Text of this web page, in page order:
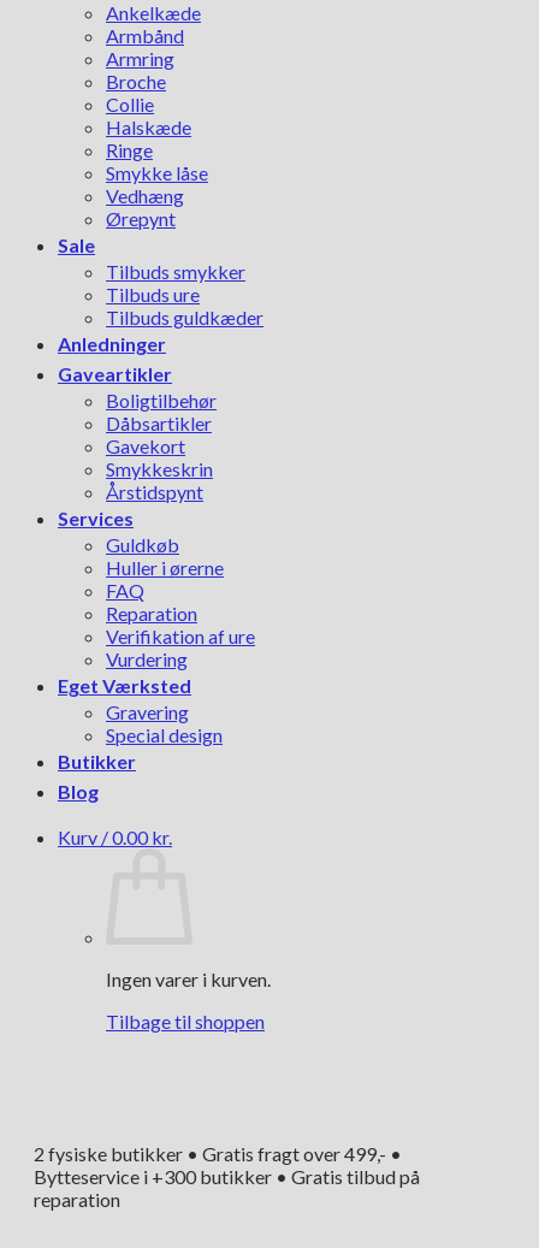
Ankelkæde
Armbånd
Armring
Broche
Collie
Halskæde
Ringe
Smykke låse
Vedhæng
Ørepynt
Sale
Tilbuds smykker
Tilbuds ure
Tilbuds guldkæder
Anledninger
Gaveartikler
Boligtilbehør
Dåbsartikler
Gavekort
Smykkeskrin
Årstidspynt
Services
Guldkøb
Huller i ørerne
FAQ
Reparation
Verifikation af ure
Vurdering
Eget Værksted
Gravering
Special design
Butikker
Blog
Kurv /0.00 kr.
Ingen varer i kurven.
Tilbage til shoppen
2 fysiske butikker • Gratis fragt over 499,- •
Bytteservice i +300 butikker • Gratis tilbud på
reparation